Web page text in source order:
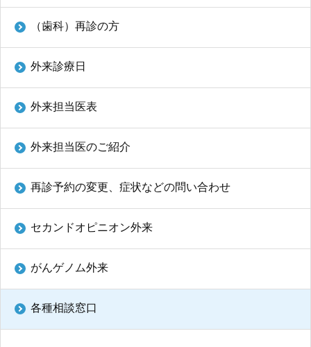
〒812-8582 福岡市東区馬出3-1-1
TEL.092-641-1151（代表）
外来診療受付時間
再 診／8：15～17：00
8：20～17：00（窓口受付）
休診日／土・日・祝日、年末年始
（歯科）再診の方
外来診療日
外来担当医表
外来担当医のご紹介
再診予約の変更、症状などの問い合わせ
セカンドオピニオン外来
がんゲノム外来
各種相談窓口